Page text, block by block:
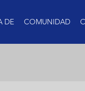
DE COMUNIDAD